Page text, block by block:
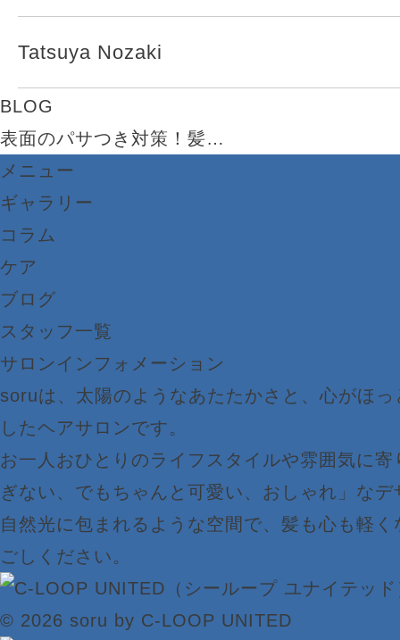
Tatsuya Nozaki
BLOG
表面のパサつき対策！髪…
メニュー
ギャラリー
コラム
ケア
ブログ
スタッフ一覧
サロンインフォメーション
soruは、太陽のようなあたたかさと、心がほ
したヘアサロンです。
お一人おひとりのライフスタイルや雰囲気に
ぎない、でもちゃんと可愛い、おしゃれ」な
自然光に包まれるような空間で、髪も心も軽
ごしください。
© 2026 soru by C-LOOP UNITED